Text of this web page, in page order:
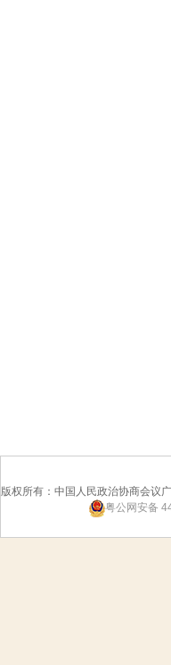
版权所有：中国人民政治协商会
粤公网安备